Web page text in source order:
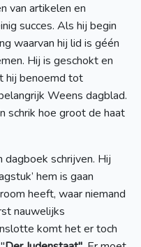
van artikelen en
succes. Als hij begin
waarvan hij lid is géén
Hij is geschokt en
hij benoemd tot
Weens dagblad.
schrik hoe groot de haat
schrijven. Hij
hem is gaan
heeft, waar niemand
nauwelijks
komt het er toch